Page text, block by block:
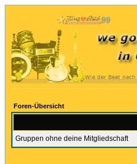
Foren-Übersicht
Gruppen ohne deine Mitgliedschaft